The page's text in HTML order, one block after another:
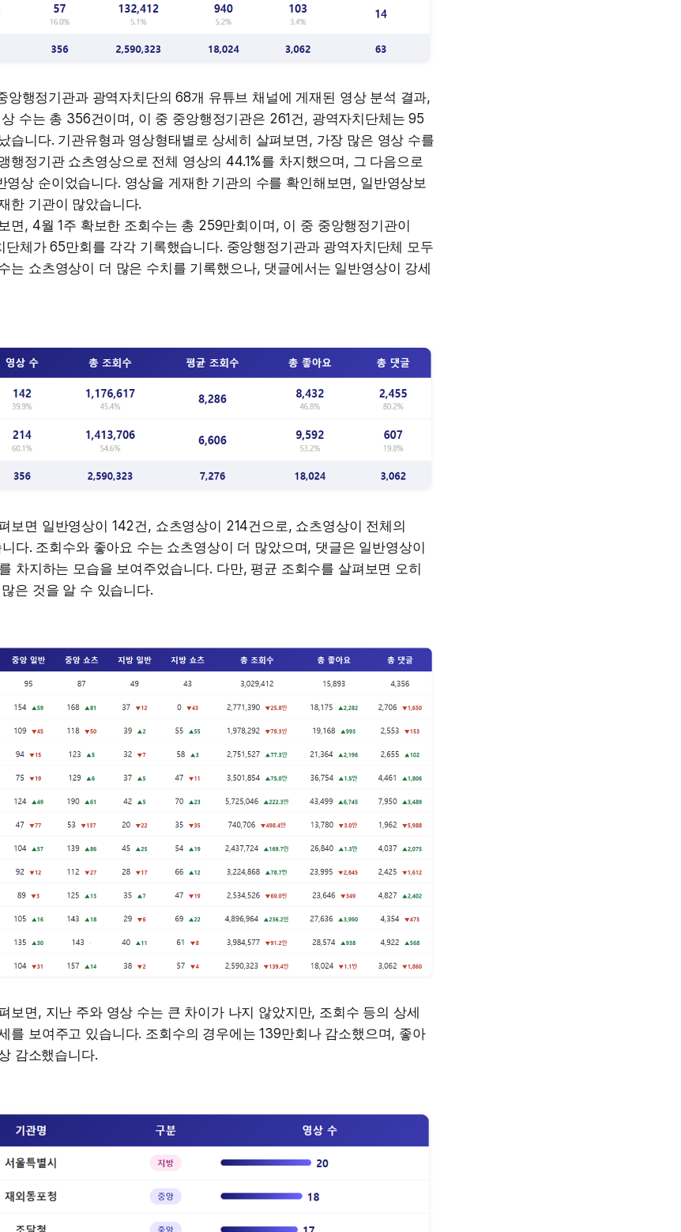
앙행정기관과 광역자치단의 68개 유튜브 채널에 게재된 영상 분석 결과,
수는 총 356건이며, 이 중 중앙행정기관은 261건, 광역자치단체는 95
습니다. 기관유형과 영상형태별로 상세히 살펴보면, 가장 많은 영상 수를
행정기관 쇼츠영상으로 전체 영상의 44.1%를 차지했으며, 그 다음으로
영상 순이었습니다. 영상을 게재한 기관의 수를 확인해보면, 일반영상보
한 기관이 많았습니다.
면, 4월 1주 확보한 조회수는 총 259만회이며, 이 중 중앙행정기관이
단체가 65만회를 각각 기록했습니다. 중앙행정기관과 광역자치단체 모두
는 쇼츠영상이 더 많은 수치를 기록했으나, 댓글에서는 일반영상이 강세
보면 일반영상이 142건, 쇼츠영상이 214건으로, 쇼츠영상이 전체의
다. 조회수와 좋아요 수는 쇼츠영상이 더 많았으며, 댓글은 일반영상이
차지하는 모습을 보여주었습니다. 다만, 평균 조회수를 살펴보면 오히
은 것을 알 수 있습니다.
보면, 지난 주와 영상 수는 큰 차이가 나지 않았지만, 조회수 등의 상세
를 보여주고 있습니다. 조회수의 경우에는 139만회나 감소했으며, 좋아
감소했습니다.